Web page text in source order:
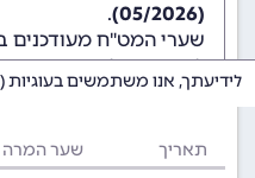
(05/2026)
.
שערי המט"ח מעודכנים
לשימוש גולשי
תאריך שער המרה
לידיעתך, אנו משתמשים בעוגיות (cookies) באתר זה.